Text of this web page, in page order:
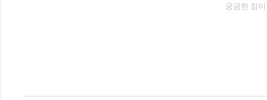
궁금한 점